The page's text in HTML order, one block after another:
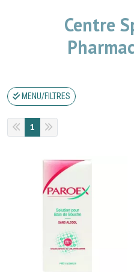
Centre
MENU/FILTRES
1